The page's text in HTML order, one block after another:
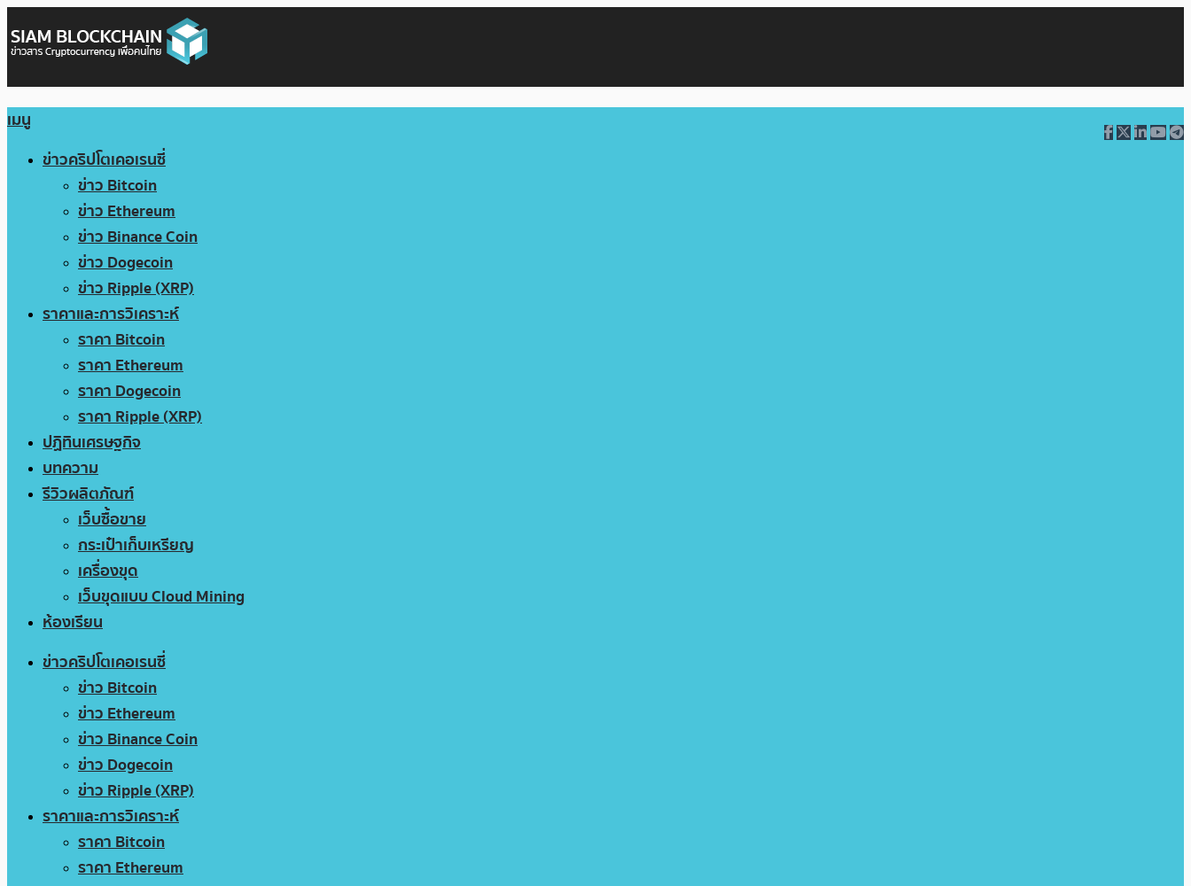
เมนู
ข่าวคริปโตเคอเรนซี่
ข่าว Bitcoin
ข่าว Ethereum
ข่าว Binance Coin
ข่าว Dogecoin
ข่าว Ripple (XRP)
ราคาและการวิเคราะห์
ราคา Bitcoin
ราคา Ethereum
ราคา Dogecoin
ราคา Ripple (XRP)
ปฏิทินเศรษฐกิจ
บทความ
รีวิวผลิตภัณฑ์
เว็บซื้อขาย
กระเป๋าเก็บเหรียญ
เครื่องขุด
เว็บขุดแบบ Cloud Mining
ห้องเรียน
ข่าวคริปโตเคอเรนซี่
ข่าว Bitcoin
ข่าว Ethereum
ข่าว Binance Coin
ข่าว Dogecoin
ข่าว Ripple (XRP)
ราคาและการวิเคราะห์
ราคา Bitcoin
ราคา Ethereum